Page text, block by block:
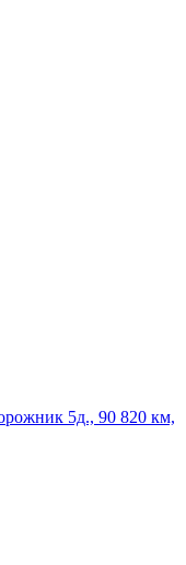
5д., 90 820 км,